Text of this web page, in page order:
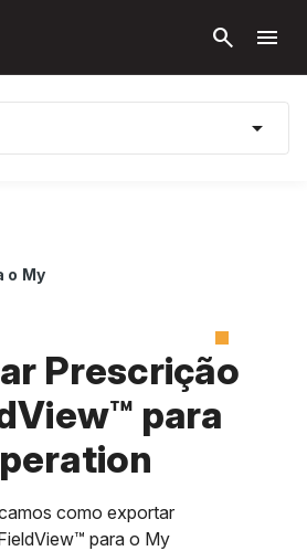
principal
search menu
arrow_drop_down
o My
Prescrição
para
como exportar
para o My